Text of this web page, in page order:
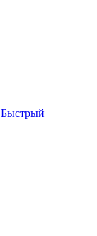
Быстрый